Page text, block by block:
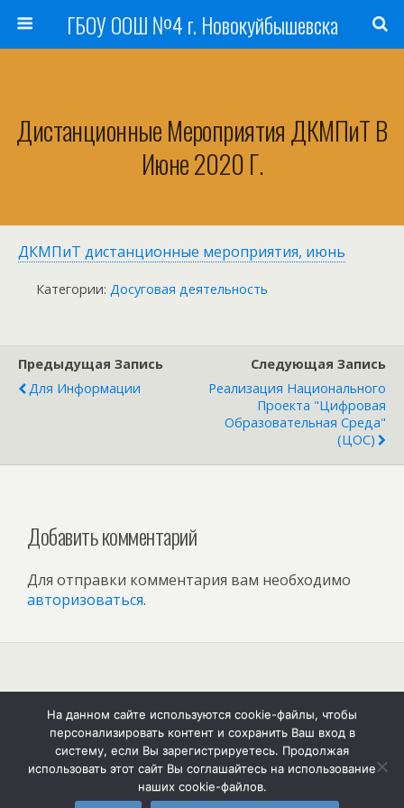
ГБОУ ООШ №4 г. Новокуйбышевска
Дистанционные Мероприятия ДКМПиТ В
Июне 2020 Г.
ДКМПиТ дистанционные мероприятия, июнь
Категории: Досуговая деятельность
Предыдущая Запись
Для Информации
Следующая Запись
Реализация Национального
Проекта "Цифровая
Образовательная Среда"
(ЦОС)
Добавить комментарий
Для отправки комментария вам необходимо
авторизоваться.
Наверх
Мобильн. Компьютерная
На данном сайте используются cookie-файлы, чтобы
персонализировать контент и сохранить Ваш вход в
систему, если Вы зарегистрируетесь. Продолжая
использовать этот сайт Вы соглашайтесь на использование
наших cookie-файлов.